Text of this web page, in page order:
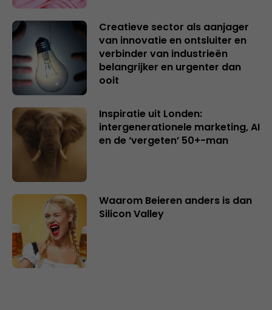
Creatieve sector als aanjager
van innovatie en ontsluiter en
verbinder van industrieën
belangrijker en urgenter dan
ooit
Inspiratie uit Londen:
intergenerationele marketing, AI
en de ‘vergeten’ 50+-man
Waarom Beieren anders is dan
Silicon Valley